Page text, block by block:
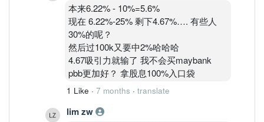
本来6.22% - 10%=5.6%
现在 6.22%-25% 剩下4.67%…. 有些人
30%的呢？
然后过100k又要中2%哈哈哈
4.67吸引力就输了 我不会买maybank
pbb更加好？ 拿股息100%入口袋
1 Like · 7 months · translate
lim zw